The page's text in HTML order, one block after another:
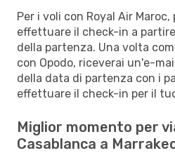
Per i voli con Royal Air
effettuare il check-in a
della partenza. Una volta
con Opodo, riceverai un'e-
della data di partenza con i
effettuare il check-in per il
Miglior momento per
Casablanca a